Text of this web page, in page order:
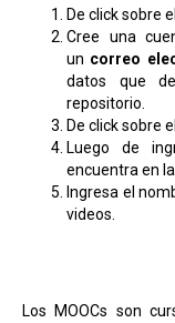
De click sobre
Cree una
un correo
datos que
repositorio.
De click sobre
Luego de
encuentra en
Ingresa el
videos.
Los MOOCs son